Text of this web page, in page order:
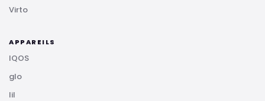
Virto
APPAREILS
IQOS
glo
lil